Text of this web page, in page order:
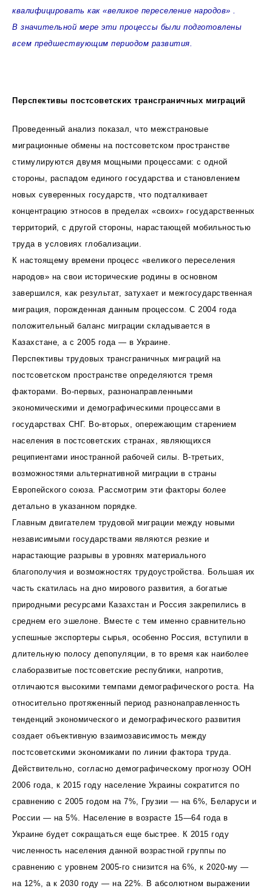
квалифицировать как «великое переселение народов» .
В значительной мере эти процессы были подготовлены
всем предшествующим периодом развития.
Перспективы постсоветских трансграничных миграций
Проведенный анализ показал, что межстрановые
миграционные обмены на постсоветском пространстве
стимулируются двумя мощными процессами: с одной
стороны, распадом единого государства и становлением
новых суверенных государств, что подталкивает
концентрацию этносов в пределах «своих» государственных
территорий, с другой стороны, нарастающей мобильностью
труда в условиях глобализации.
К настоящему времени процесс «великого переселения
народов» на свои исторические родины в основном
завершился, как результат, затухает и межгосударственная
миграция, порожденная данным процессом. С 2004 года
положительный баланс миграции складывается в
Казахстане, а с 2005 года — в Украине.
Перспективы трудовых трансграничных миграций на
постсоветском пространстве определяются тремя
факторами. Во-первых, разнонаправленными
экономическими и демографическими процессами в
государствах СНГ. Во-вторых, опережающим старением
населения в постсоветских странах, являющихся
реципиентами иностранной рабочей силы. В-третьих,
возможностями альтернативной миграции в страны
Европейского союза. Рассмотрим эти факторы более
детально в указанном порядке.
Главным двигателем трудовой миграции между новыми
независимыми государствами являются резкие и
нарастающие разрывы в уровнях материального
благополучия и возможностях трудоустройства. Большая их
часть скатилась на дно мирового развития, а богатые
природными ресурсами Казахстан и Россия закрепились в
среднем его эшелоне. Вместе с тем именно сравнительно
успешные экспортеры сырья, особенно Россия, вступили в
длительную полосу депопуляции, в то время как наиболее
слаборазвитые постсоветские республики, напротив,
отличаются высокими темпами демографического роста. На
относительно протяженный период разнонаправленность
тенденций экономического и демографического развития
создает объективную взаимозависимость между
постсоветскими экономиками по линии фактора труда.
Действительно, согласно демографическому прогнозу ООН
2006 года, к 2015 году население Украины сократится по
сравнению с 2005 годом на 7%, Грузии — на 6%, Беларуси и
России — на 5%. Население в возрасте 15—64 года в
Украине будет сокращаться еще быстрее. К 2015 году
численность населения данной возрастной группы по
сравнению с уровнем 2005-го снизится на 6%, к 2020-му —
на 12%, а к 2030 году — на 22%. В абсолютном выражении